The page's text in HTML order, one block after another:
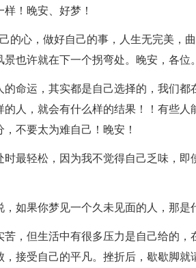
！晚安、好梦！
的心，做好自己的事，人生无完美，
也许就在下一个拐弯处。晚安，各位。
的命运，其实都是自己选择的，我们
的人，就会有什么样的结果！！有些
不要太为难自己！晚安！
时最轻松，因为我不觉得自己乏味，
，如果你梦见一个久未见面的人，那是
苦，但生活中有很多压力是自己给的
，接受自己的平凡。挫折后，歇歇脚